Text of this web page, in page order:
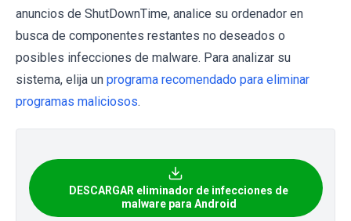
anuncios de ShutDownTime, analice su ordenador en
busca de componentes restantes no deseados o
posibles infecciones de malware. Para analizar su
sistema, elija un programa recomendado para eliminar
programas maliciosos.
DESCARGAR eliminador de infecciones de
malware para Android